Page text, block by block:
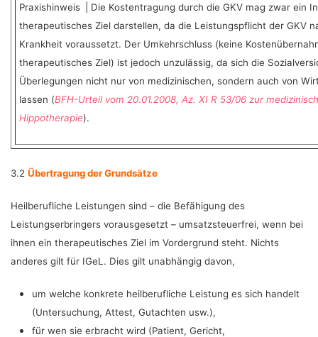
Praxishinweis | Die Kostentragung durch die GKV mag zwar ein
therapeutisches Ziel darstellen, da die Leistungspflicht der GKV
Krankheit voraussetzt. Der Umkehrschluss (keine
therapeutisches Ziel) ist jedoch unzulässig, da sich die
Überlegungen nicht nur von medizinischen, sondern auch von
lassen (BFH-Urteil vom 20.01.2008, Az. XI R 53/06 zur
Hippotherapie).
3.2 Übertragung der Grundsätze
Heilberufliche Leistungen sind – die Befähigung des
Leistungserbringers ­vorausgesetzt – umsatzsteuerfrei, wenn bei
ihnen ein therapeutisches Ziel im Vordergrund steht. Nichts
anderes gilt für IGeL. Dies gilt unabhängig davon,
um welche konkrete heilberufliche Leistung es sich handelt
(Untersuchung, Attest, Gutachten usw.),
für wen sie erbracht wird (Patient, Gericht,